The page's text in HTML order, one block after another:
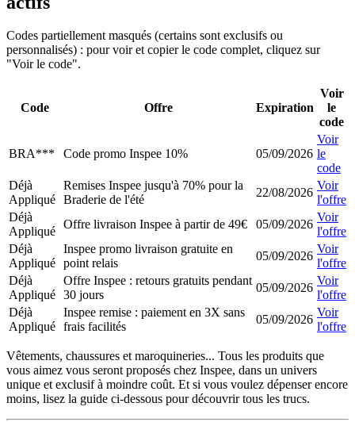
Codes partiellement masqués (certains sont exclusifs ou
personnalisés) : pour voir et copier le code complet, cliquez sur
"Voir le code".
Code Offre Expiration
Voir
le
code
BRA*** Code promo Inspee 10% 05/09/2026
Voir
le
code
Déjà
Appliqué
Remises Inspee jusqu'à 70% pour la
Braderie de l'été
22/08/2026
Voir
l'offre
Déjà
Appliqué
Offre livraison Inspee à partir de 49€ 05/09/2026
Voir
l'offre
Déjà
Appliqué
Inspee promo livraison gratuite en
point relais
05/09/2026
Voir
l'offre
Déjà
Appliqué
Offre Inspee : retours gratuits pendant
30 jours
05/09/2026
Voir
l'offre
Déjà
Appliqué
Inspee remise : paiement en 3X sans
frais facilités
05/09/2026
Voir
l'offre
Vêtements, chaussures et maroquineries... Tous les produits que
vous aimez vous seront proposés chez Inspee, dans un univers
unique et exclusif à moindre coût. Et si vous voulez dépenser encore
moins, lisez la guide ci-dessous pour découvrir tous les trucs.